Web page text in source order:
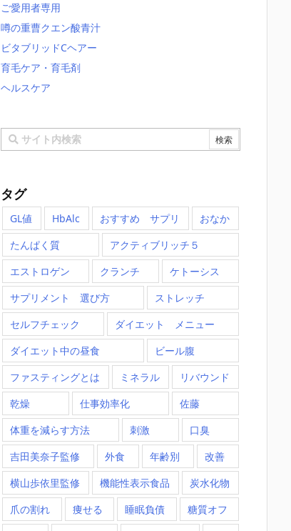
ご愛用者専用
噂の重曹クエン酸青汁
ビタブリッドCヘアー
育毛ケア・育毛剤
ヘルスケア
タグ
GL値 HbAlc おすすめ サプリ
おなか
たんぱく質
アクティブリッチ５
エストロゲン
クランチ
ケトーシス
サプリメント 選び方
ストレッチ
セルフチェック
ダイエット メニュー
ダイエット中の昼食
ビール腹
ファスティングとは
ミネラル
リバウンド
乾燥
仕事効率化
佐藤
体重を減らす方法
刺激
口臭
吉田美奈子監修
外食 年齢別
改善
横山歩依里監修
機能性表示食品
炭水化物
爪の割れ
痩せる 睡眠負債
糖質オフ